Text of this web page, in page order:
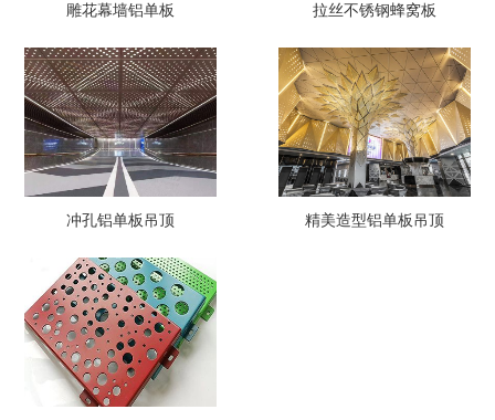
雕花幕墙铝单板 拉丝不锈钢蜂窝板
冲孔铝单板吊顶 精美造型铝单板吊顶